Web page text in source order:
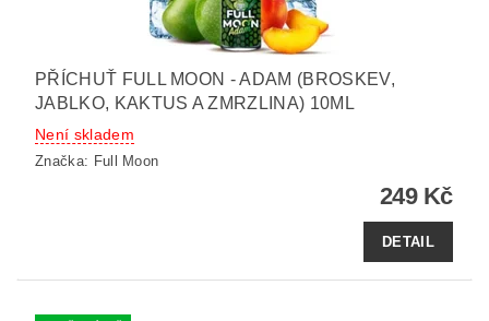
PŘÍCHUŤ FULL MOON - ADAM (BROSKEV,
JABLKO, KAKTUS A ZMRZLINA) 10ML
Není skladem
Značka: Full Moon
249 Kč
DETAIL